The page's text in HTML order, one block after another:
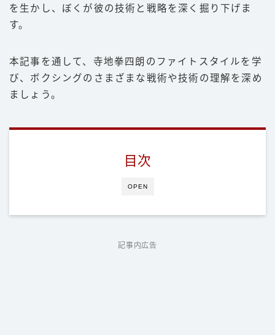
を生かし、ぼくが彼の技術と戦略を深く掘り下げま
す。
本記事を通して、寺地拳四朗のファイトスタイルを学
び、ボクシングのさまざまな戦術や技術の理解を深め
ましょう。
OPEN
目次
記事内広告